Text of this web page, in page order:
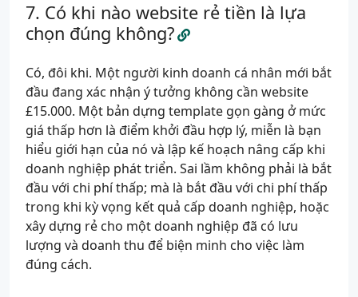
Có khi nào website rẻ tiền là lựa
chọn đúng không?
Có, đôi khi. Một người kinh doanh cá nhân mới bắt
đầu đang xác nhận ý tưởng không cần website
£15.000. Một bản dựng template gọn gàng ở mức
giá thấp hơn là điểm khởi đầu hợp lý, miễn là bạn
hiểu giới hạn của nó và lập kế hoạch nâng cấp khi
doanh nghiệp phát triển. Sai lầm không phải là bắt
đầu với chi phí thấp; mà là bắt đầu với chi phí thấp
trong khi kỳ vọng kết quả cấp doanh nghiệp, hoặc
xây dựng rẻ cho một doanh nghiệp đã có lưu
lượng và doanh thu để biện minh cho việc làm
đúng cách.